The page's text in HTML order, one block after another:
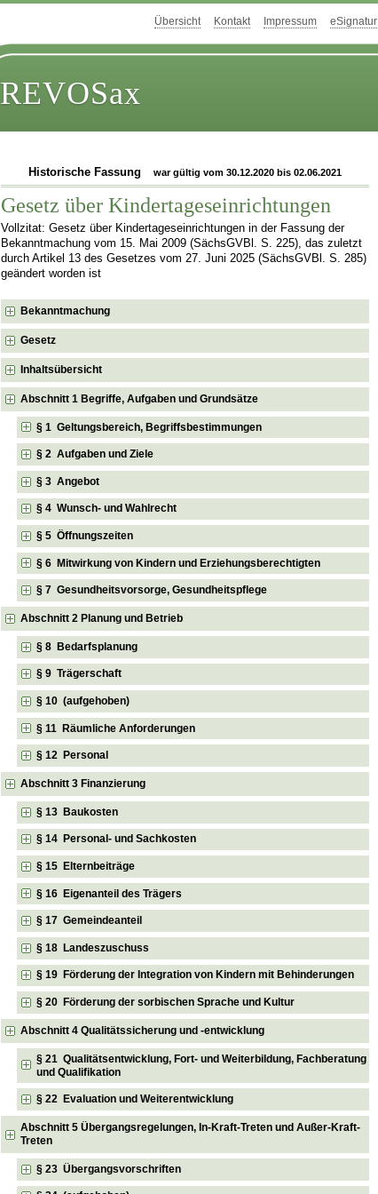
Übersicht Kontakt Impressum eSignatur
REVOSax
Historische Fassung war gültig vom 30.12.2020 bis 02.06.2021
Gesetz über Kindertageseinrichtungen
Vollzitat: Gesetz über Kindertageseinrichtungen in der Fassung der
Bekanntmachung vom 15. Mai 2009 (SächsGVBl. S. 225), das zuletzt
durch Artikel 13 des Gesetzes vom 27. Juni 2025 (SächsGVBl. S. 285)
geändert worden ist
Bekanntmachung
Gesetz
Inhaltsübersicht
Abschnitt 1 Begriffe, Aufgaben und Grundsätze
§ 1 Geltungsbereich, Begriffsbestimmungen
§ 2 Aufgaben und Ziele
§ 3 Angebot
§ 4 Wunsch- und Wahlrecht
§ 5 Öffnungszeiten
§ 6 Mitwirkung von Kindern und Erziehungsberechtigten
§ 7 Gesundheitsvorsorge, Gesundheitspflege
Abschnitt 2 Planung und Betrieb
§ 8 Bedarfsplanung
§ 9 Trägerschaft
§ 10 (aufgehoben)
§ 11 Räumliche Anforderungen
§ 12 Personal
Abschnitt 3 Finanzierung
§ 13 Baukosten
§ 14 Personal- und Sachkosten
§ 15 Elternbeiträge
§ 16 Eigenanteil des Trägers
§ 17 Gemeindeanteil
§ 18 Landeszuschuss
§ 19 Förderung der Integration von Kindern mit Behinderungen
§ 20 Förderung der sorbischen Sprache und Kultur
Abschnitt 4 Qualitätssicherung und -entwicklung
§ 21 Qualitätsentwicklung, Fort- und Weiterbildung, Fachberatung
und Qualifikation
§ 22 Evaluation und Weiterentwicklung
Abschnitt 5 Übergangsregelungen, In-Kraft-Treten und Außer-Kraft-
Treten
§ 23 Übergangsvorschriften